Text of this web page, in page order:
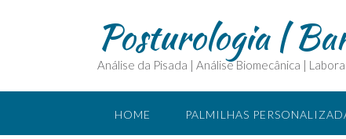
Posturologia |
Análise da Pisada | Análise Biomecânica |
HOME PALMILHAS